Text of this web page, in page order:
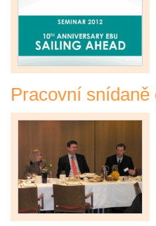
Pracovní